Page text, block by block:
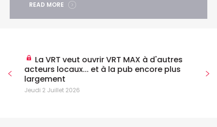
READ MORE
La VRT veut ouvrir VRT MAX à d'autres
acteurs locaux... et à la pub encore plus
largement
Jeudi 2 Juillet 2026